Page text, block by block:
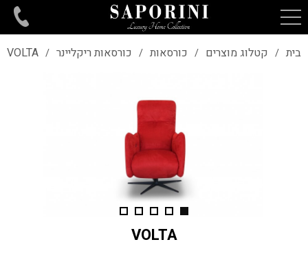
בית / קטלוג מוצרים / כורסאות / כורסאות ריקליינר /
VOLTA
VOLTA